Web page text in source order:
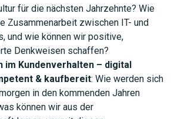
für die nächsten Jahrzehnte? Wie
Zusammenarbeit zwischen IT- und
und wie können wir positive,
Denkweisen schaffen?
im Kundenverhalten – digital
& kaufbereit: Wie werden sich
in den kommenden Jahren
können wir aus der